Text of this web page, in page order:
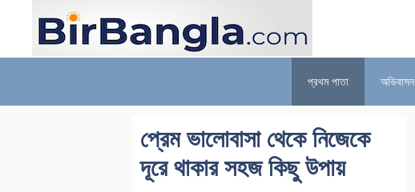
content
প্রথম পাতা অভিবাসন
প্রেম ভালোবাসা থেকে নিজেকে
দূরে থাকার সহজ কিছু উপায়